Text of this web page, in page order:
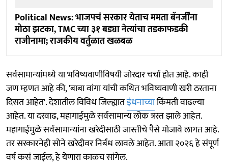
Political News: भाजपचं सरकार येताच ममता बॅनर्जींना
मोठा झटका, TMC च्या ३१ बड्या नेत्यांचा तडकाफडकी
राजीनामा; राजकीय वर्तुळात खळबळ
सर्वसामान्यांमध्ये या भविष्यवाणीविषयी जोरदार चर्चा होत आहे. काही
जण म्हणत आहे की, 'बाबा वांगा यांची कथित भविष्यवाणी खरी ठरताना
दिसत आहेत'. देशातील विविध जिल्ह्यातइंधनाच्याकिंमती वाढल्या
आहेत. या दरवाढ, महागाईमुळे सर्वसामान्य लोक त्रस्त झाले आहेत.
महागाईमुळे सर्वसामान्यांना खरेदीसाठी जास्तीचे पैसे मोजावे लागत आहे.
तर सरकारनेही सोने खरेदीवर निर्बंध लावले आहेत. आता २०२६ हे संपूर्ण
वर्ष कसं जाईल, हे येणारा काळच सांगेल.